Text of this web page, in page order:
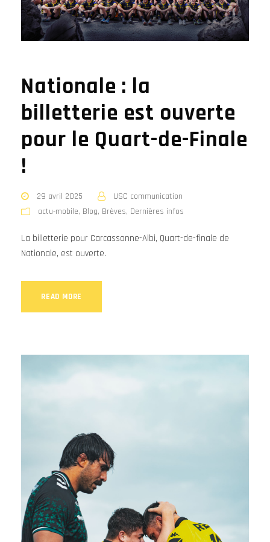
Nationale : la
billetterie est ouverte
pour le Quart-de-Finale
!
29 avril 2025
USC communication
actu-mobile, Blog, Brèves, Dernières infos
La billetterie pour Carcassonne-Albi, Quart-de-finale de
Nationale, est ouverte.
READ MORE